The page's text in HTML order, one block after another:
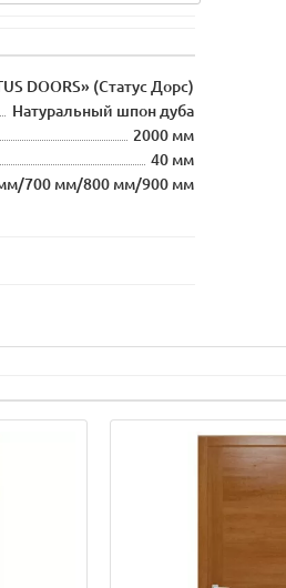
DOORS» (Статус Дорс)
Натуральный шпон дуба
2000 мм
40 мм
700 мм/800 мм/900 мм